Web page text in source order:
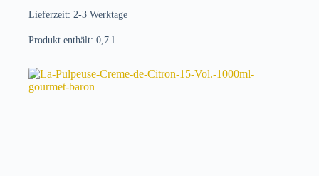
Lieferzeit: 2-3 Werktage
Produkt enthält: 0,7 l